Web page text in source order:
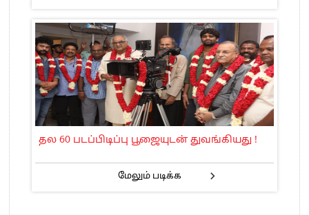
தல 60 படப்பிடிப்பு பூஜையுடன் துவங்கியது !
மேலும் படிக்க